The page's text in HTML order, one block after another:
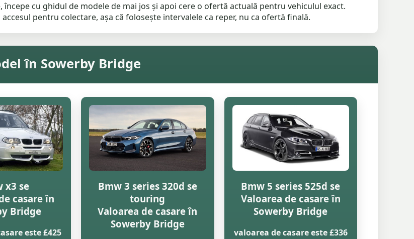
începe cu ghidul de modele de mai jos și apoi cere o ofertă actuală pentru vehiculul exact.
pentru colectare, așa că folosește intervalele ca reper, nu ca ofertă finală.
în Sowerby Bridge
x3 se
casare în
Bridge
este £425
Bmw 3 series 320d se
touring
Valoarea de casare în
Sowerby Bridge
Bmw 5 series 525d se
Valoarea de casare în
Sowerby Bridge
valoarea de casare este £336